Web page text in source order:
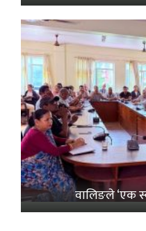
वालिङले ‘एक